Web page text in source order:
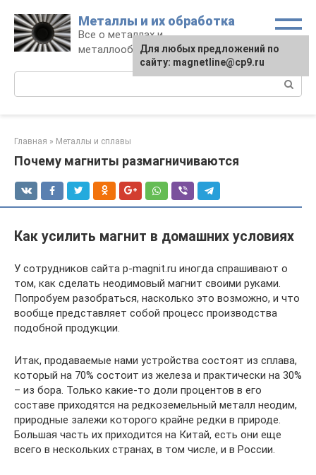
контенту
Металлы и их обработка
Все о металлах и
металлообработке
Главная » Металлы и сплавы
Почему магниты размагничиваются
Как усилить магнит в домашних условиях
У сотрудников сайта p-magnit.ru иногда спрашивают о
том, как сделать неодимовый магнит своими руками.
Попробуем разобраться, насколько это возможно, и что
вообще представляет собой процесс производства
подобной продукции.
Итак, продаваемые нами устройства состоят из сплава,
который на 70% состоит из железа и практически на 30%
– из бора. Только какие-то доли процентов в его
составе приходятся на редкоземельный металл неодим,
природные залежи которого крайне редки в природе.
Большая часть их приходится на Китай, есть они еще
всего в нескольких странах, в том числе, и в России.
Для любых предложений по
сайту: magnetline@cp9.ru